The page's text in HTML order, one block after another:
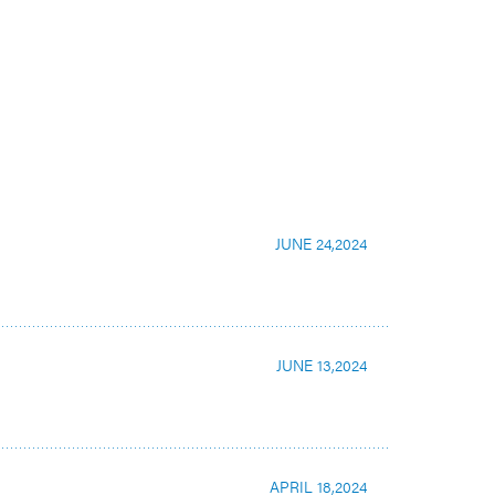
JUNE 24,2024
JUNE 13,2024
APRIL 18,2024